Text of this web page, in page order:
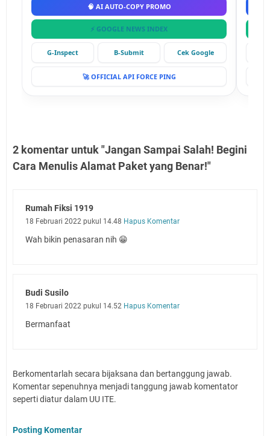
🧠 AI AUTO-COPY PROMO
⚡ GOOGLE NEWS INDEX
G-Inspect B-Submit Cek Google
🚀 OFFICIAL API FORCE PING
2 komentar untuk "Jangan Sampai Salah! Begini
Cara Menulis Alamat Paket yang Benar!"
Rumah Fiksi 1919
18 Februari 2022 pukul 14.48 Hapus Komentar
Wah bikin penasaran nih 😁
Budi Susilo
18 Februari 2022 pukul 14.52 Hapus Komentar
Bermanfaat
Berkomentarlah secara bijaksana dan bertanggung jawab.
Komentar sepenuhnya menjadi tanggung jawab komentator
seperti diatur dalam UU ITE.
Posting Komentar